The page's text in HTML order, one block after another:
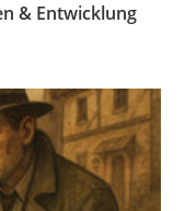
& Entwicklung